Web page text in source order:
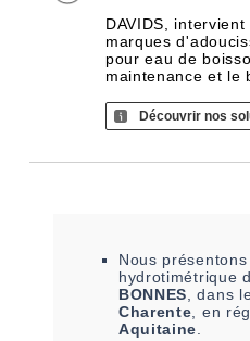
DAVIDS,
marques
pour eau de
maintenance et le
Découvrir nos
Nous
hydrotimétrique
BONNES , dans
Charente , en
Aquitaine